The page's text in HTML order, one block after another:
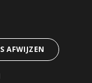
den Heuvel & Van
AFWIJZEN